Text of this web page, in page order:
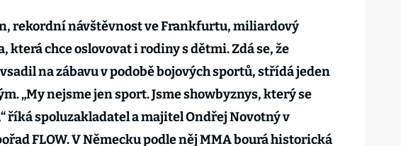
rekordní návštěvnost ve Frankfurtu, miliardový
která chce oslovovat i rodiny s dětmi. Zdá se, že
na zábavu v podobě bojových sportů, střídá jeden
„My nejsme jen sport. Jsme showbyznys, který se
říká spoluzakladatel a majitel Ondřej Novotný v
FLOW. V Německu podle něj MMA bourá historická